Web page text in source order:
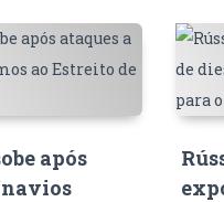
após
navios